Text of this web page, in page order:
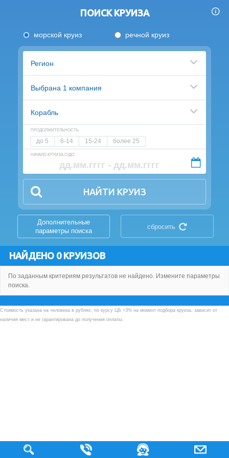
ПОИСК КРУИЗА
морской круиз речной круиз
Регион
Выбрана 1 компания
Корабль
ПРОДОЛЖИТЕЛЬНОСТЬ
до 5 6-14 15-24 более 25
НАЧАЛО КРУИЗА С/ДО
НАЙТИ КРУИЗ
Дополнительные
параметры поиска
сбросить
НАЙДЕНО 0 КРУИЗОВ
По заданным критериям результатов не найдено. Измените параметры
поиска.
Стоимость указана на человека в рублях, по курсу ЦБ +3% на момент подбора круиза, зависит от
наличия мест и не гарантирована до получения оплаты.